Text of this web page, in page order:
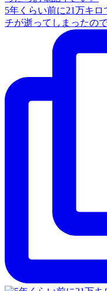
5年くらい前に21万キ
チが逝ってしまったの